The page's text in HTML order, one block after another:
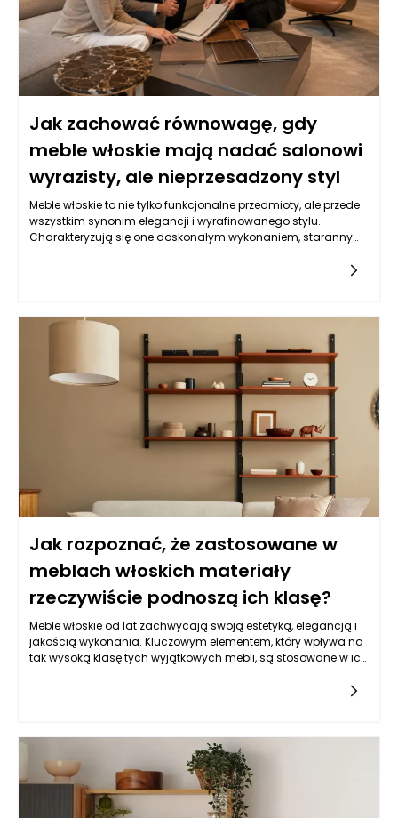
Jak zachować równowagę, gdy
meble włoskie mają nadać salonowi
wyrazisty, ale nieprzesadzony styl
Meble włoskie to nie tylko funkcjonalne przedmioty, ale przede
wszystkim synonim elegancji i wyrafinowanego stylu.
Charakteryzują się one doskonałym wykonaniem, starannym
harmonijnej kompozycji kształtów, śmiałych kolorach i
dbałości o detale, co czyni je idealnym wyborem dla osób
pragnących wyrazić swoją indywidualność. W kontekście
salonu, meble te mogą stać się centralnym punktem
aranżacji, nadając jej charakteru bez przytłaczania
przestrzeni. Elegancka sofa, stylowy stolik kawowy czy
nowoczesny regał mogą w jednym stylowym zestawieniu
wprowadzić atmosferę luksusu i komfortu, przy jednoczesnym
zachowaniu zachęcającej, przytulnej atmosfery.
Jak rozpoznać, że zastosowane w
meblach włoskich materiały
rzeczywiście podnoszą ich klasę?
Meble włoskie od lat zachwycają swoją estetyką, elegancją i
jakością wykonania. Kluczowym elementem, który wpływa na
tak wysoką klasę tych wyjątkowych mebli, są stosowane w ich
wyjątkowości. Włoscy rzemieślnicy używają naturalnych,
trwałych i estetycznych komponentów, co sprawia, że meble
nie tylko doskonale się prezentują, ale są także funkcjonalne i
długowieczne. Warto zatem zwrócić uwagę na rodzaj
zastosowanych materiałów, ich pochodzenie oraz techniki